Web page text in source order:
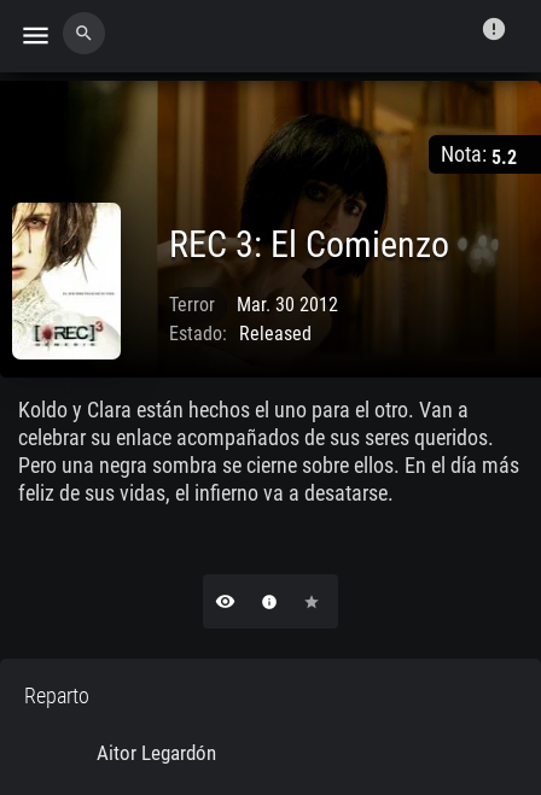
menu search error
Nota: 5.2
REC 3: El Comienzo
Terror
Mar. 30 2012
Estado:
Released
Koldo y Clara están hechos el uno para el otro. Van a
celebrar su enlace acompañados de sus seres queridos.
Pero una negra sombra se cierne sobre ellos. En el día más
feliz de sus vidas, el infierno va a desatarse.
remove_red_eye info star
Reparto
Aitor Legardón